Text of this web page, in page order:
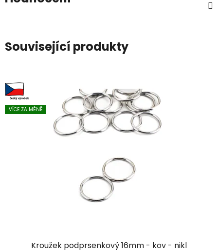
Související produkty
VÍCE ZA MÉNĚ
Kroužek podprsenkový 16mm - kov - nikl